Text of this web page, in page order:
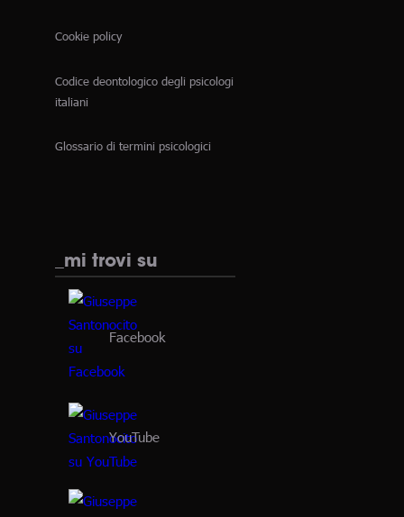
Cookie policy
Codice deontologico degli psicologi
italiani
Glossario di termini psicologici
_mi trovi su
Facebook
YouTube